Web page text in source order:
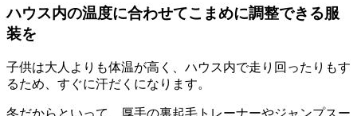
ハウス内の温度に合わせてこまめに調整できる服
装を
子供は大人よりも体温が高く、ハウス内で走り回ったりもす
るため、すぐに汗だくになります。